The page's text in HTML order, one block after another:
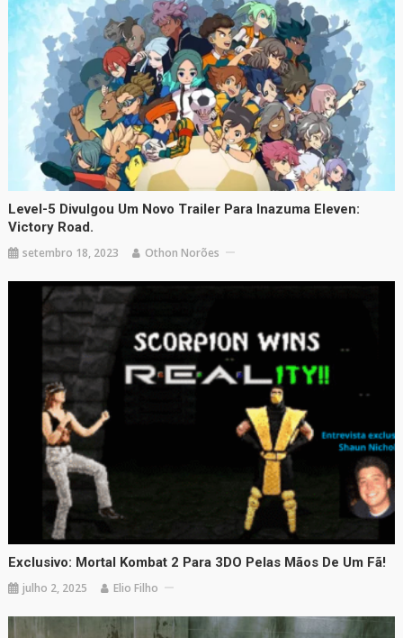
Level-5 Divulgou Um Novo Trailer Para Inazuma Eleven:
Victory Road.
setembro 18, 2023 Othon Norões
Exclusivo: Mortal Kombat 2 Para 3DO Pelas Mãos De Um Fã!
julho 2, 2025 Elio Filho